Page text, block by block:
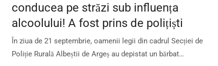
conducea pe străzi sub influența
alcoolului! A fost prins de polițiști
În ziua de 21 septembrie, oamenii legii din cadrul Secției de
Poliție Rurală Albeștii de Argeș au depistat un bărbat…